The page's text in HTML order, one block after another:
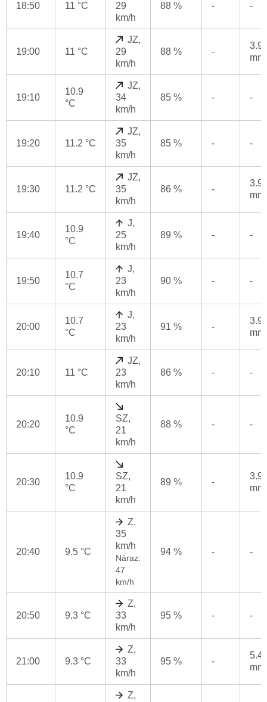
18:50 11 °C
29
km/h
88 % - -
19:00 11 °C
JZ,
29
km/h
88 % -
3.9
mm
19:10
10.9
°C
JZ,
34
km/h
85 % - -
19:20 11.2 °C
JZ,
35
km/h
85 % - -
19:30 11.2 °C
JZ,
35
km/h
86 % -
3.9
mm
19:40
10.9
°C
J,
25
km/h
89 % - -
19:50
10.7
°C
J,
23
km/h
90 % - -
20:00
10.7
°C
J,
23
km/h
91 % -
3.9
mm
20:10 11 °C
JZ,
23
km/h
86 % - -
20:20
10.9
°C
SZ,
21
km/h
88 % - -
20:30
10.9
°C
SZ,
21
km/h
89 % -
3.9
mm
20:40 9.5 °C
Z,
35
km/h
Náraz:
47
km/h
94 % - -
20:50 9.3 °C
Z,
33
km/h
95 % - -
21:00 9.3 °C
Z,
33
km/h
95 % -
5.4
mm
Z,